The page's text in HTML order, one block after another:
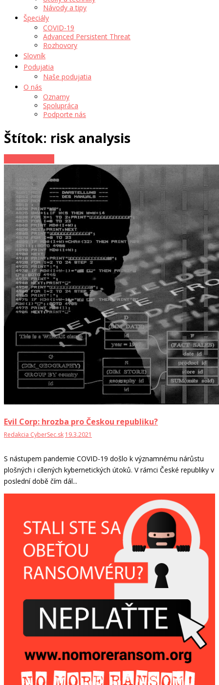
Návody a tipy
Špeciály
COVID-19
Advanced Persistent Threat
Rozhovory
Slovník
Podujatia
Naše podujatia
O nás
Oznamy
Spolupráca
Podporte nás
Štítok: risk analysis
Evil Corp: hrozba pro Českou republiku?
Redakcia CyberSec.sk 19.3.2021
S nástupem pandemie COVID-19 došlo k významnému nárůstu
plošných i cílených kybernetických útoků. V rámci České republiky v
poslední době čím dál...